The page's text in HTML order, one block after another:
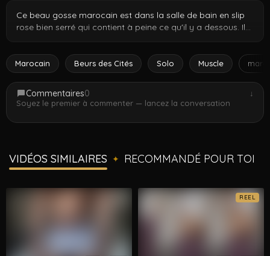
Ce beau gosse marocain est dans la salle de bain en slip
rose bien serré qui contient à peine ce qu'il y a dessous. Il
impressionnante – on voit exactement ce qu'il cache. Un
vrai tease en sous-vêtement d'un athlète nord-africain qui
sait bosser devant la caméra.
Marocain Beurs des Cités Solo Muscle
Commentaires0
Soyez le premier à commenter — lancez la conversation
↓
VIDÉOS SIMILAIRES ✦ RECOMMANDÉ POUR TOI
REEL